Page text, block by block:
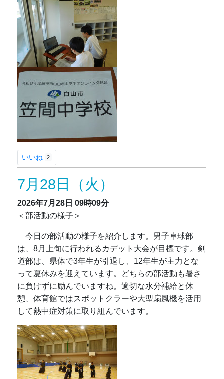
いいね 2
7月28日（火）
2026年7月28日 09時09分
＜部活動の様子＞
今日の部活動の様子を紹介します。男子卓球部
は、8月上旬に行われるカデット大会が目標です。剣
道部は、県体で3年生が引退し、12年生が主力とな
って夏休みを迎えています。どちらの部活動も暑さ
に負けずに励んでいますね。適切な水分補給と休
憩、体育館ではスポットクラーや大型扇風機を活用
して熱中症対策に取り組んでいます。